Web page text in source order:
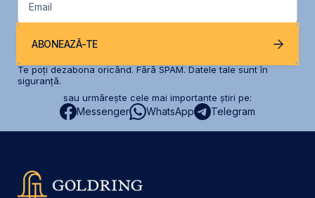
Email
ABONEAZĂ-TE
Te poți dezabona oricând. Fără SPAM. Datele tale sunt în
siguranță.
sau urmărește cele mai importante știri pe:
Messenger WhatsApp Telegram